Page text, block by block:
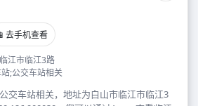
📱 去手机查看
江市临江3路
;公交车站相关
交车站相关，地址为白山市临江市临江3